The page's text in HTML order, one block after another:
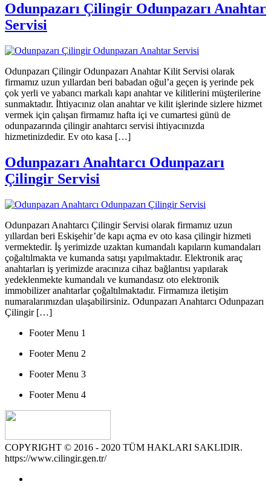
Odunpazarı Çilingir Odunpazarı Anahtar
Servisi
Odunpazarı Çilingir Odunpazarı Anahtar Kilit Servisi olarak
firmamız uzun yıllardan beri babadan oğul’a geçen iş yerinde pek
çok yerli ve yabancı markalı kapı anahtar ve kilitlerini müşterilerine
sunmaktadır. İhtiyacınız olan anahtar ve kilit işlerinde sizlere hizmet
vermek için çalışan firmamız hafta içi ve cumartesi günü de
odunpazarında çilingir anahtarcı servisi ihtiyacınızda
hizmetinizdedir. Ev oto kasa […]
Odunpazarı Anahtarcı Odunpazarı
Çilingir Servisi
Odunpazarı Anahtarcı Çilingir Servisi olarak firmamız uzun
yıllardan beri Eskişehir’de kapı açma ev oto kasa çilingir hizmeti
vermektedir. İş yerimizde uzaktan kumandalı kapıların kumandaları
çoğaltılmakta ve kumanda satışı yapılmaktadır. Elektronik araç
anahtarları iş yerimizde aracınıza cihaz bağlantısı yapılarak
yedeklenmekte kumandalı ve kumandasız oto elektronik
immobilizer anahtarlar çoğaltılmaktadır. Firmamıza iletişim
numaralarımızdan ulaşabilirsiniz. Odunpazarı Anahtarcı Odunpazarı
Çilingir […]
Footer Menu 1
Footer Menu 2
Footer Menu 3
Footer Menu 4
COPYRIGHT © 2016 - 2020 TÜM HAKLARI SAKLIDIR.
https://www.cilingir.gen.tr/